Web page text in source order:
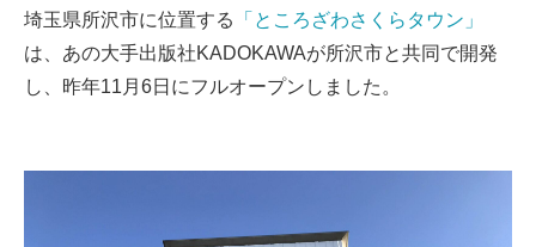
埼玉県所沢市に位置する
「ところざわさくらタウン」
は、あの大手出版社KADOKAWAが所沢市と共同で開発
し、昨年11月6日にフルオープンしました。